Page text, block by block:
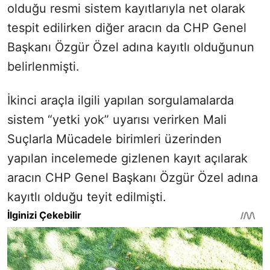
olduğu resmi sistem kayıtlarıyla net olarak
tespit edilirken diğer aracın da CHP Genel
Başkanı Özgür Özel adına kayıtlı olduğunun
belirlenmişti.
İkinci araçla ilgili yapılan sorgulamalarda
sistem “yetki yok” uyarısı verirken Mali
Suçlarla Mücadele birimleri üzerinden
yapılan incelemede gizlenen kayıt açılarak
aracın CHP Genel Başkanı Özgür Özel adına
kayıtlı olduğu teyit edilmişti.